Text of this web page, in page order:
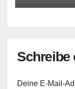
Schreibe
Deine E-Mail-